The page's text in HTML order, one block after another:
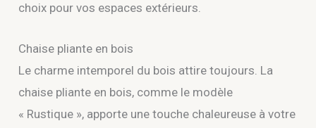
choix pour vos espaces extérieurs.
Chaise pliante en bois
Le charme intemporel du bois attire toujours. La
chaise pliante en bois, comme le modèle
« Rustique », apporte une touche chaleureuse à votre